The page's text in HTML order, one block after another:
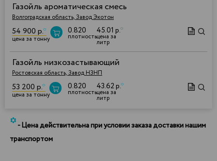
Газойль ароматическая смесь
Волгоградская область, Завод Экотон
54 900 р.*
цена за тонну
0.820
плотность
45.01 р.*
цена за
литр
Газойль низкозастывающий
Ростовская область, Завод НЗНП
53 200 р.*
цена за тонну
0.820
плотность
43.62 р.*
цена за
литр
*- Цена действительна при условии заказа доставки нашим
транспортом